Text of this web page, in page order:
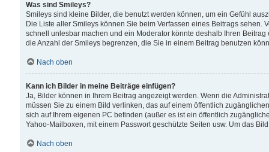
Was sind Smileys?
Smileys sind kleine Bilder, die benutzt werden können, um ein Gefühl
Die Liste aller Smileys können Sie beim Verfassen eines Beitrags
schnell unlesbar machen und ein Moderator könnte deshalb Ihren
die Anzahl der Smileys begrenzen, die Sie in einem Beitrag benutzen
Nach oben
Kann ich Bilder in meine Beiträge einfügen?
Ja, Bilder können in Ihrem Beitrag angezeigt werden. Wenn die
müssen Sie zu einem Bild verlinken, das auf einem öffentlich
sich auf Ihrem eigenen PC befinden (außer es ist ein öffentlich
Yahoo-Mailboxen, mit einem Passwort geschützte Seiten usw. Um das
Nach oben